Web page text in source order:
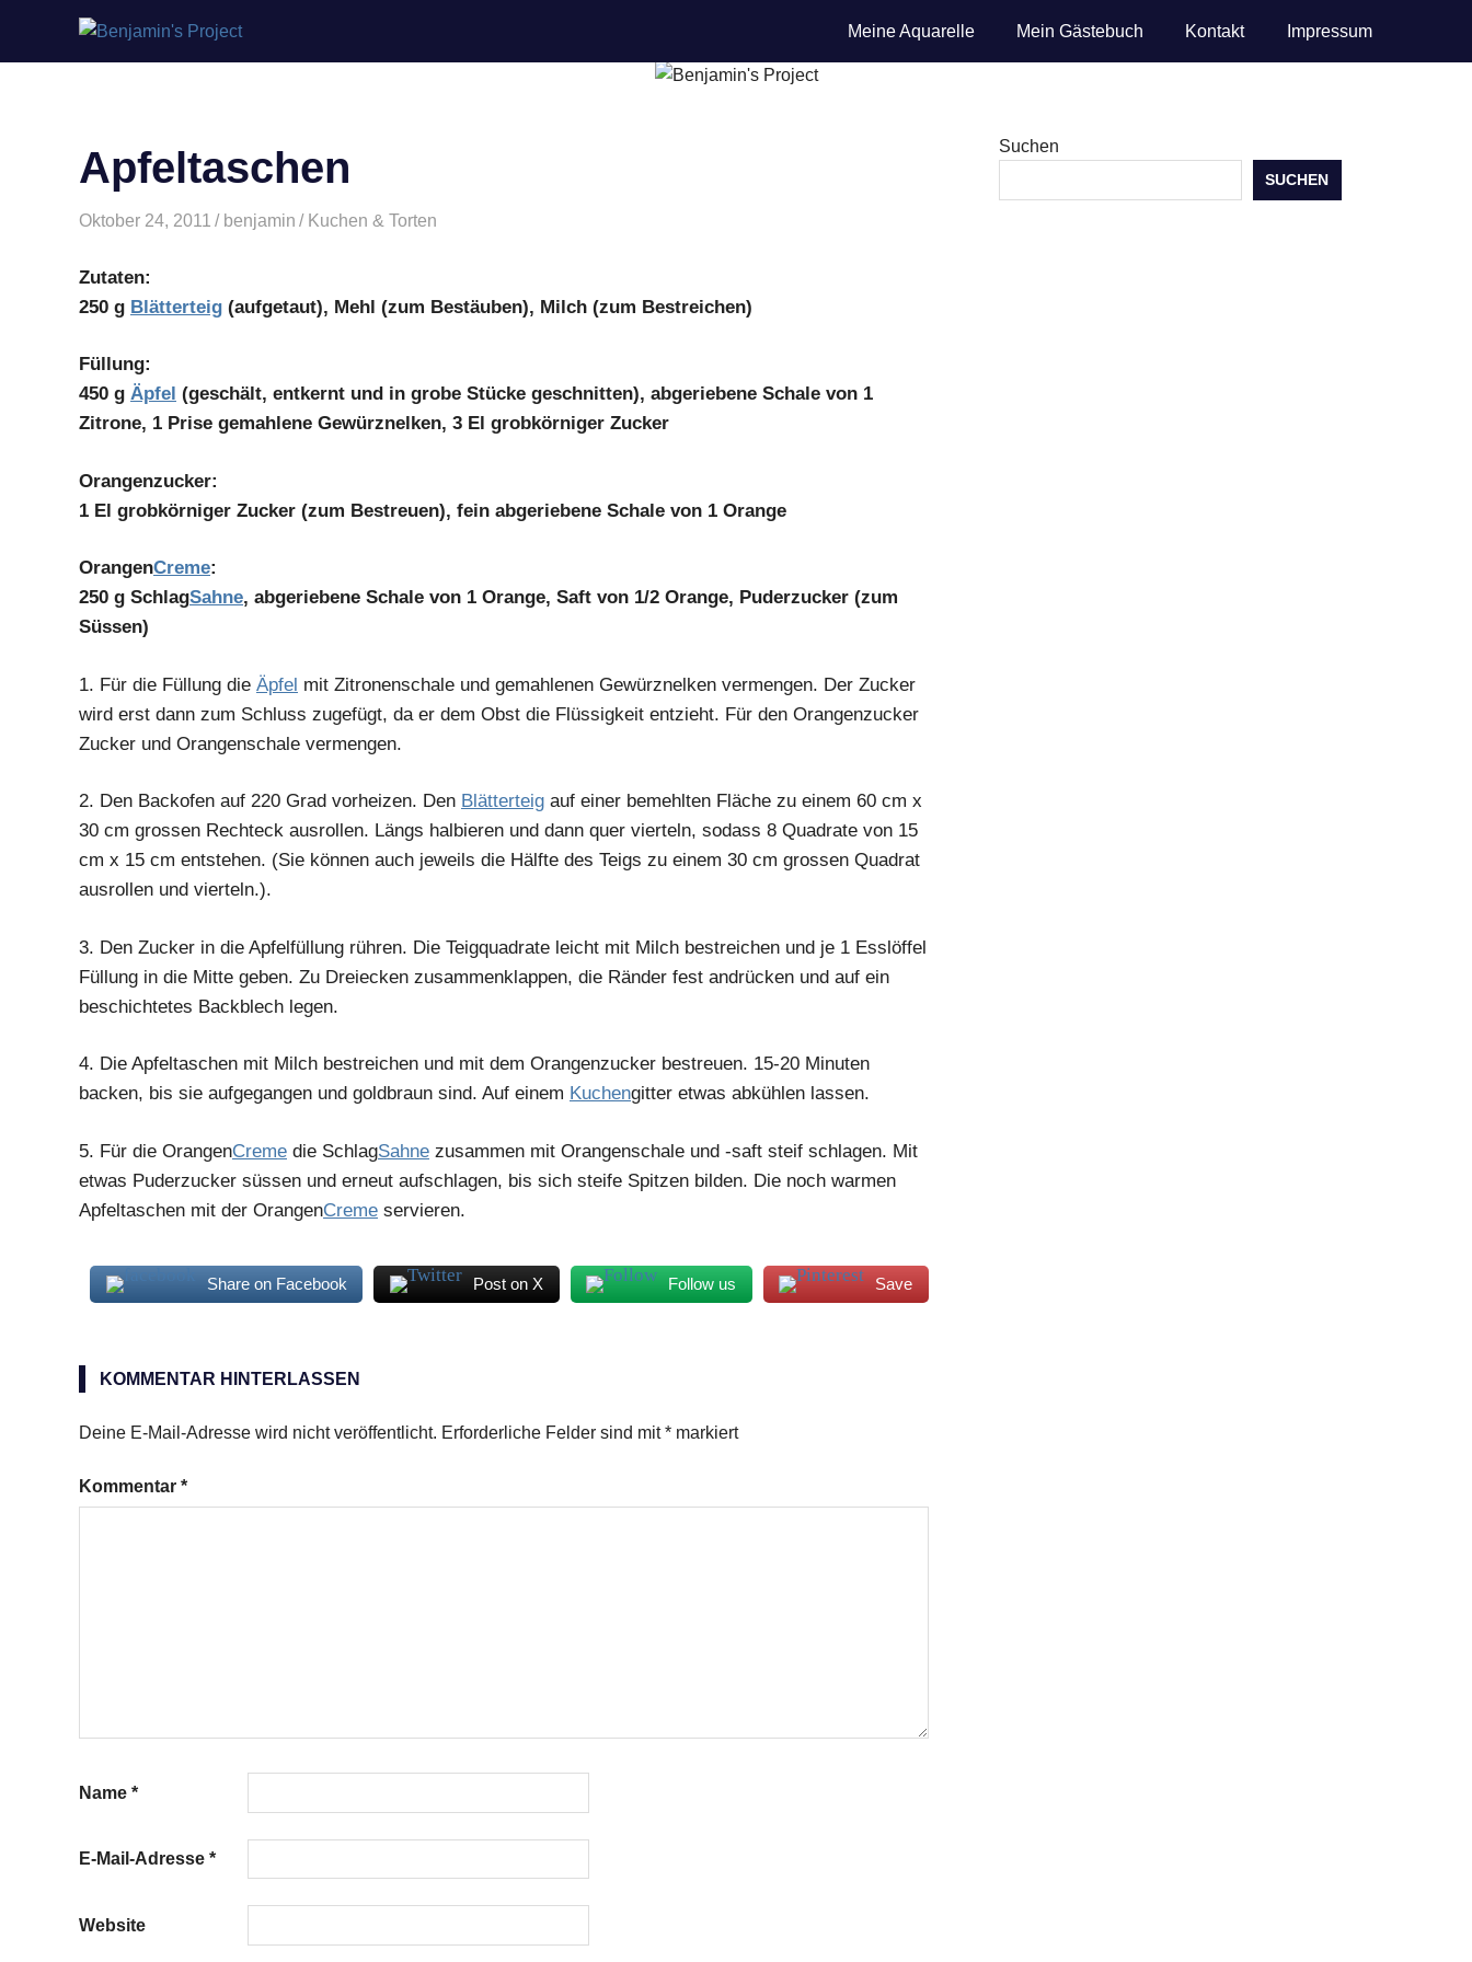
Meine Aquarelle Mein Gästebuch Kontakt Impressum
Apfeltaschen
Oktober 24, 2011 benjamin Kuchen & Torten
Zutaten:
250 g Blätterteig (aufgetaut), Mehl (zum Bestäuben), Milch (zum Bestreichen)
Füllung:
450 g Äpfel (geschält, entkernt und in grobe Stücke geschnitten), abgeriebene Schale von 1
Zitrone, 1 Prise gemahlene Gewürznelken, 3 El grobkörniger Zucker
Orangenzucker:
1 El grobkörniger Zucker (zum Bestreuen), fein abgeriebene Schale von 1 Orange
OrangenCreme:
250 g SchlagSahne, abgeriebene Schale von 1 Orange, Saft von 1/2 Orange, Puderzucker (zum
Süssen)
1. Für die Füllung die Äpfel mit Zitronenschale und gemahlenen Gewürznelken vermengen. Der Zucker
wird erst dann zum Schluss zugefügt, da er dem Obst die Flüssigkeit entzieht. Für den Orangenzucker
Zucker und Orangenschale vermengen.
2. Den Backofen auf 220 Grad vorheizen. Den Blätterteig auf einer bemehlten Fläche zu einem 60 cm x
30 cm grossen Rechteck ausrollen. Längs halbieren und dann quer vierteln, sodass 8 Quadrate von 15
cm x 15 cm entstehen. (Sie können auch jeweils die Hälfte des Teigs zu einem 30 cm grossen Quadrat
ausrollen und vierteln.).
3. Den Zucker in die Apfelfüllung rühren. Die Teigquadrate leicht mit Milch bestreichen und je 1 Esslöffel
Füllung in die Mitte geben. Zu Dreiecken zusammenklappen, die Ränder fest andrücken und auf ein
beschichtetes Backblech legen.
4. Die Apfeltaschen mit Milch bestreichen und mit dem Orangenzucker bestreuen. 15-20 Minuten
backen, bis sie aufgegangen und goldbraun sind. Auf einem Kuchengitter etwas abkühlen lassen.
5. Für die OrangenCreme die SchlagSahne zusammen mit Orangenschale und -saft steif schlagen. Mit
etwas Puderzucker süssen und erneut aufschlagen, bis sich steife Spitzen bilden. Die noch warmen
Apfeltaschen mit der OrangenCreme servieren.
Share on Facebook Post on X Follow us Save
Apfeltaschen
KOMMENTAR HINTERLASSEN
Deine E-Mail-Adresse wird nicht veröffentlicht. Erforderliche Felder sind mit* markiert
Kommentar *
Name *
E-Mail-Adresse *
Website
Suchen
SUCHEN